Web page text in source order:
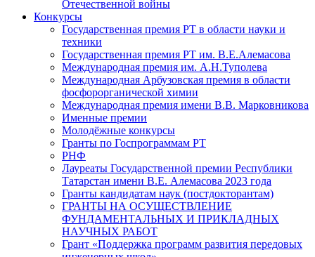
Отечественной войны
Конкурсы
Государственная премия РТ в области науки и
техники
Государственная премия РТ им. В.Е.Алемасова
Международная премия им. А.Н.Туполева
Международная Арбузовская премия в области
фосфорорганической химии
Международная премия имени В.В. Марковникова
Именные премии
Молодёжные конкурсы
Гранты по Госпрограммам РТ
РНФ
Лауреаты Государственной премии Республики
Татарстан имени В.Е. Алемасова 2023 года
Гранты кандидатам наук (постдокторантам)
ГРАНТЫ НА ОСУЩЕСТВЛЕНИЕ
ФУНДАМЕНТАЛЬНЫХ И ПРИКЛАДНЫХ
НАУЧНЫХ РАБОТ
Грант «Поддержка программ развития передовых